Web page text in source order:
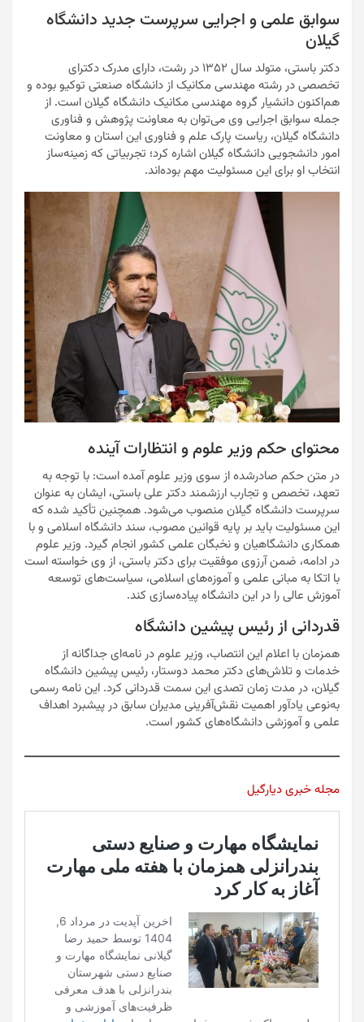
سوابق علمی و اجرایی سرپرست جدید دانشگاه
گیلان
دکتر باستی، متولد سال ۱۳۵۲ در رشت، دارای مدرک دکترای
تخصصی در رشته مهندسی مکانیک از دانشگاه صنعتی توکیو بوده و
هم‌اکنون دانشیار گروه مهندسی مکانیک دانشگاه گیلان است. از
جمله سوابق اجرایی وی می‌توان به معاونت پژوهش و فناوری
دانشگاه گیلان، ریاست پارک علم و فناوری این استان و معاونت
امور دانشجویی دانشگاه گیلان اشاره کرد؛ تجربیاتی که زمینه‌ساز
انتخاب او برای این مسئولیت مهم بوده‌اند.
محتوای حکم وزیر علوم و انتظارات آینده
در متن حکم صادرشده از سوی وزیر علوم آمده است: با توجه به
تعهد، تخصص و تجارب ارزشمند دکتر علی باستی، ایشان به عنوان
سرپرست دانشگاه گیلان منصوب می‌شود. همچنین تأکید شده که
این مسئولیت باید بر پایه قوانین مصوب، سند دانشگاه اسلامی و با
همکاری دانشگاهیان و نخبگان علمی کشور انجام گیرد. وزیر علوم
در ادامه، ضمن آرزوی موفقیت برای دکتر باستی، از وی خواسته است
با اتکا به مبانی علمی و آموزه‌های اسلامی، سیاست‌های توسعه
آموزش عالی را در این دانشگاه پیاده‌سازی کند.
قدردانی از رئیس پیشین دانشگاه
همزمان با اعلام این انتصاب، وزیر علوم در نامه‌ای جداگانه از
خدمات و تلاش‌های دکتر محمد دوستار، رئیس پیشین دانشگاه
گیلان، در مدت زمان تصدی این سمت قدردانی کرد. این نامه رسمی
به‌نوعی یادآور اهمیت نقش‌آفرینی مدیران سابق در پیشبرد اهداف
علمی و آموزشی دانشگاه‌های کشور است.
مجله خبری دیارگیل